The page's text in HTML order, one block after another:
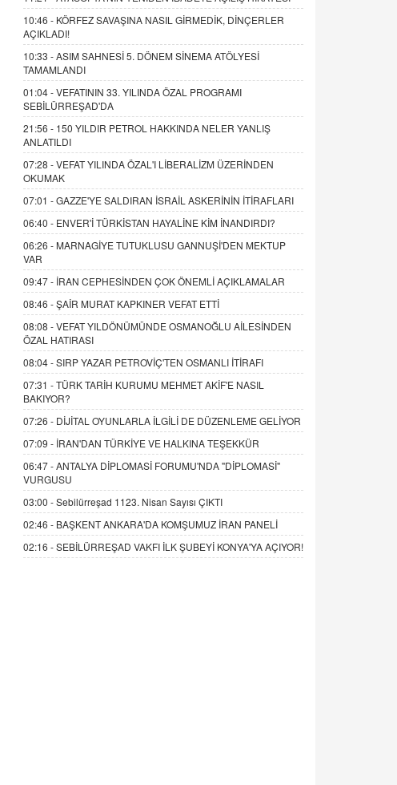
10:46 - KÖRFEZ SAVAŞINA NASIL GİRMEDİK, DİNÇERLER
AÇIKLADI!
10:33 -ASIM SAHNESİ 5. DÖNEM SİNEMA ATÖLYESİ
TAMAMLANDI
01:04 -VEFATININ 33. YILINDA ÖZAL PROGRAMI
SEBİLÜRREŞAD'DA
21:56 - 150 YILDIR PETROL HAKKINDA NELER YANLIŞ
ANLATILDI
07:28 -VEFAT YILINDA ÖZAL'I LİBERALİZM ÜZERİNDEN
OKUMAK
07:01 -GAZZE'YE SALDIRAN İSRAİL ASKERİNİN İTİRAFLARI
06:40 - ENVER'İ TÜRKİSTAN HAYALİNE KİM İNANDIRDI?
06:26 - MARNAGİYE TUTUKLUSU GANNUŞİ'DEN MEKTUP
VAR
09:47 - İRAN CEPHESİNDEN ÇOK ÖNEMLİ AÇIKLAMALAR
08:46 -ŞAİR MURAT KAPKINER VEFAT ETTİ
08:08 -VEFAT YILDÖNÜMÜNDE OSMANOĞLU AİLESİNDEN
ÖZAL HATIRASI
08:04 -SIRP YAZAR PETROVİÇ'TEN OSMANLI İTİRAFI
07:31 -TÜRK TARİH KURUMU MEHMET AKİF'E NASIL
BAKIYOR?
07:26 - DİJİTAL OYUNLARLA İLGİLİ DE DÜZENLEME GELİYOR
07:09 - İRAN'DAN TÜRKİYE VE HALKINA TEŞEKKÜR
06:47 -ANTALYA DİPLOMASİ FORUMU'NDA "DİPLOMASİ"
VURGUSU
03:00 -Sebilürreşad 1123. Nisan Sayısı ÇIKTI
02:46 - BAŞKENT ANKARA'DA KOMŞUMUZ İRAN PANELİ
02:16 -SEBİLÜRREŞAD VAKFI İLK ŞUBEYİ KONYA'YA AÇIYOR!